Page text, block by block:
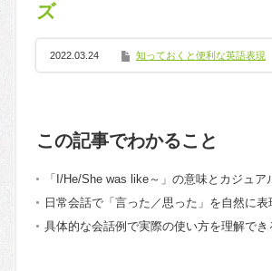
ズ
2022.03.24 知っておくと便利な英語表現
この記事でわかること
「I/He/She was like～」の意味とカジュア
日常会話で「言った／思った」を自然に
具体的な会話例で実際の使い方を理解でき